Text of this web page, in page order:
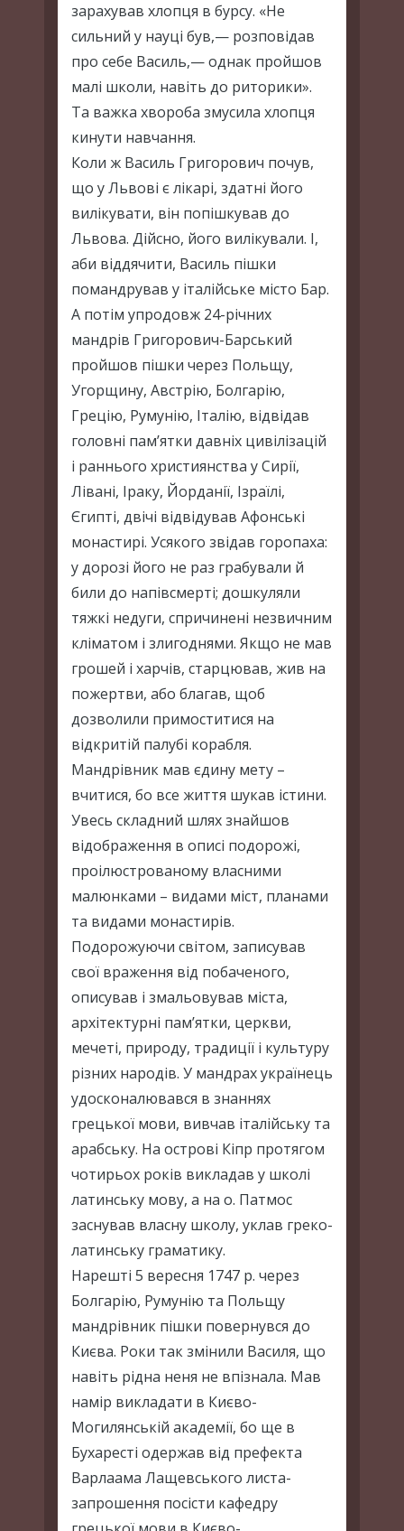
зарахував хлопця в бурсу. «Не
сильний у науці був,— розповідав
про себе Василь,— однак пройшов
малі школи, навіть до риторики».
Та важка хвороба змусила хлопця
кинути навчання.
Коли ж Василь Григорович почув,
що у Львові є лікарі, здатні його
вилікувати, він попішкував до
Львова. Дійсно, його вилікували. І,
аби віддячити, Василь пішки
помандрував у італійське місто Бар.
А потім упродовж 24-річних
мандрів Григорович-Барський
пройшов пішки через Польщу,
Угорщину, Австрію, Болгарію,
Грецію, Румунію, Італію, відвідав
головні пам’ятки давніх цивілізацій
і раннього християнства у Сирії,
Лівані, Іраку, Йорданії, Ізраїлі,
Єгипті, двічі відвідував Афонські
монастирі. Усякого звідав горопаха:
у дорозі його не раз грабували й
били до напівсмерті; дошкуляли
тяжкі недуги, спричинені незвичним
кліматом і злигоднями. Якщо не мав
грошей і харчів, старцював, жив на
пожертви, або благав, щоб
дозволили примоститися на
відкритій палубі корабля.
Мандрівник мав єдину мету –
вчитися, бо все життя шукав істини.
Увесь складний шлях знайшов
відображення в описі подорожі,
проілюстрованому власними
малюнками – видами міст, планами
та видами монастирів.
Подорожуючи світом, записував
свої враження від побаченого,
описував і змальовував міста,
архітектурні пам’ятки, церкви,
мечеті, природу, традиції і культуру
різних народів. У мандрах українець
удосконалювався в знаннях
грецької мови, вивчав італійську та
арабську. На острові Кіпр протягом
чотирьох років викладав у школі
латинську мову, а на о. Патмос
заснував власну школу, уклав греко-
латинську граматику.
Нарешті 5 вересня 1747 р. через
Болгарію, Румунію та Польщу
мандрівник пішки повернувся до
Києва. Роки так змінили Василя, що
навіть рідна неня не впізнала. Мав
намір викладати в Києво-
Могилянській академії, бо ще в
Бухаресті одержав від префекта
Варлаама Лащевського листа-
запрошення посісти кафедру